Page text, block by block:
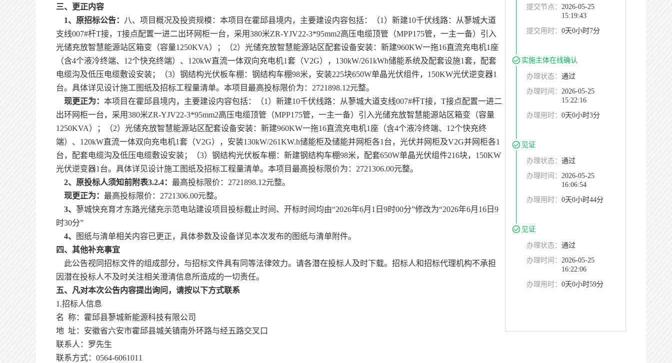
三、
更正内容
1、 原招标公告： 八、项目概况及投资规模：本项目在霍邱县境内，主要建设内容包括：（1）新建10千伏线路：从蓼城大道
支线007#杆T接，T接点配置一进二出环网柜一台，采用380米ZR-YJV22-3*95mm2高压电缆顶管（MPP175管，一主一备）引入
光储充放智慧能源站区箱变（容量1250KVA）；（2）光储充放智慧能源站区配套设备安装：新建960KW一拖16直流充电机1座
（含4个液冷终端、12个快充终端）、120kW直流一体双向充电机1套（V2G），130kW/261kWh储能系统及配套设施1套，配套
电缆沟及低压电缆敷设安装；（3）钢结构光伏板车棚：钢结构车棚98米，安装225块650W单晶光伏组件，150KW光伏逆变器1
台。具体详见设计施工图纸及招标工程量清单。本项目最高投标限价为：2721898.12元整。
现更正为：本项目在霍邱县境内，主要建设内容包括：（1）新建10千伏线路：从蓼城大道支线007#杆T接，T接点配置一进二
出环网柜一台，采用380米ZR-YJV22-3*95mm2高压电缆顶管（MPP175管，一主一备）引入光储充放智慧能源站区箱变（容量
1250KVA）；（2）光储充放智慧能源站区配套设备安装：新建960KW一拖16直流充电机1座（含4个液冷终端、12个快充终
端）、120kW直流一体双向充电机1套（V2G），安装130kW/261KW.h储能柜及储能并网柜各1台，光伏并网柜及V2G并网柜各1
台，配套电缆沟及低压电缆敷设安装；（3）钢结构光伏板车棚：新建钢结构车棚98米，配套650W单晶光伏组件216块，150KW
光伏逆变器1台。具体详见设计施工图纸及招标工程量清单。本项目最高投标限价为： 2721306.00元整。
2、 原投标人须知前附表3.2.4：最高投标限价：2721898.12元整。
现更正为：最高投标限价：2721306.00元整。
3、蓼城快充育才东路光储充示范电站建设项目投标截止时间、开标时间均由“2026年6月1日9时00分”修改为“2026年6月16日9
时30分”
4、
图纸与清单相关内容已更正，具体参数及设备详见本次发布的图纸与清单附件。
四、其他补充事宜
此公告视同招标文件的组成部分，与招标文件具有同等法律效力。请各潜在投标人及时下载。招标人和招标代理机构不承担
因潜在投标人不及时关注相关澄清信息所造成的一切责任。
五、凡对本次公告内容提出询问，请按以下方式联系
1.招标人信息
名 称：霍邱县蓼城新能源科技有限公司
地 址：安徽省六安市霍邱县城关镇南外环路与经五路交叉口
联系人：罗先生
联系方式： 0564-6061011
提交节点： 2026-05-25
15:19:43
提交用时： 0天0小时7分
实施主体在线确认
办理状态： 通过
办理时间： 2026-05-25
15:22:16
办理用时： 0天0小时3分
见证
办理状态： 通过
办理时间： 2026-05-25
16:06:54
办理用时： 0天0小时44分
见证
办理状态： 通过
办理时间： 2026-05-25
16:22:06
办理用时： 0天0小时59分